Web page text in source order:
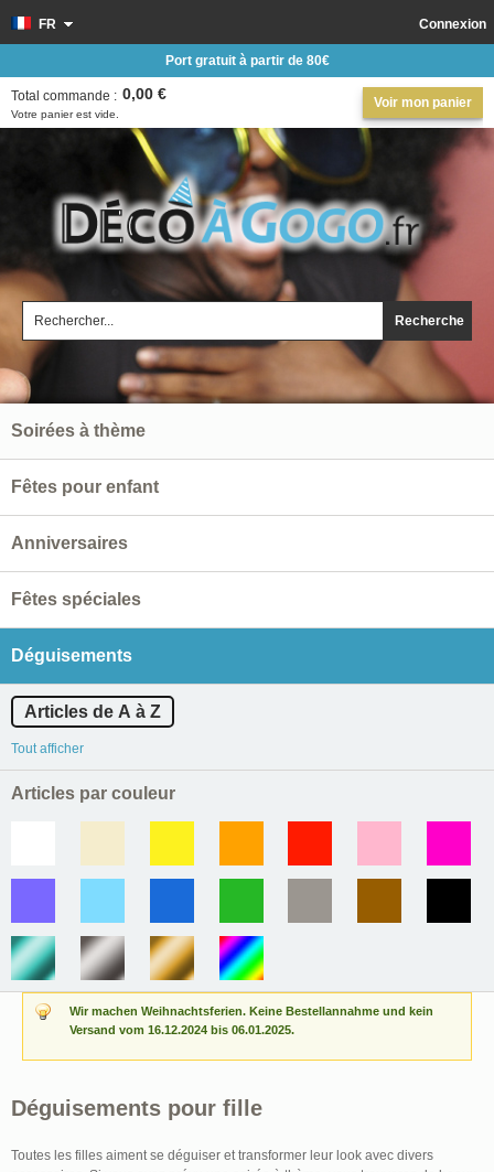
Recherche
Connexion
FR
Voir mon panier
Votre panier est vide.
Total commande : 0,00 €
Port gratuit à partir de 80€
Wir machen Weihnachtsferien. Keine Bestellannahme und kein
Versand vom 16.12.2024 bis 06.01.2025.
Déguisements pour fille
Toutes les filles aiment se déguiser et transformer leur look avec divers
Soirées à thème
Fêtes pour enfant
Anniversaires
Fêtes spéciales
Déguisements
Articles de A à Z
Tout afficher
Articles par couleur